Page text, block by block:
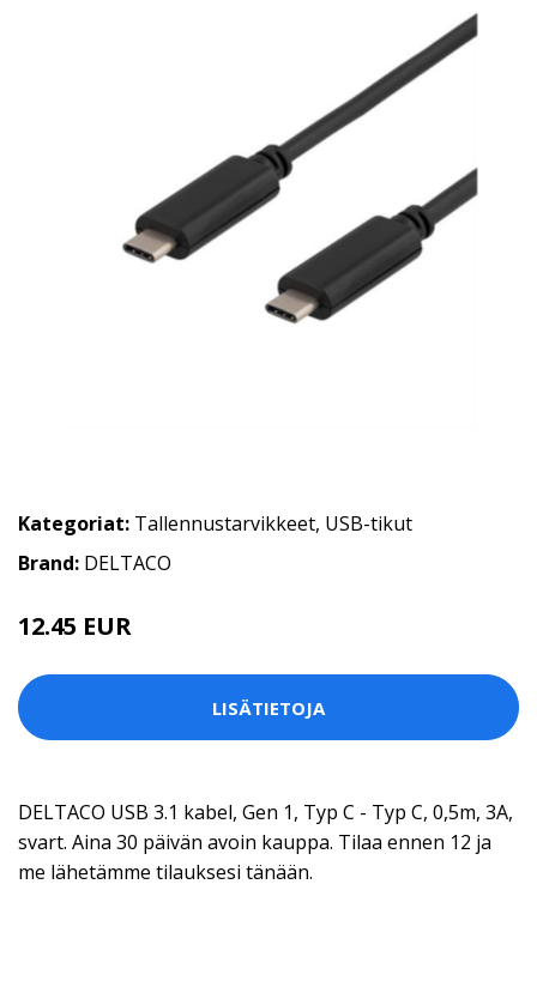
Kategoriat: Tallennustarvikkeet, USB-tikut
Brand: DELTACO
12.45 EUR
LISÄTIETOJA
DELTACO USB 3.1 kabel, Gen 1, Typ C - Typ C, 0,5m, 3A,
svart. Aina 30 päivän avoin kauppa. Tilaa ennen 12 ja
me lähetämme tilauksesi tänään.